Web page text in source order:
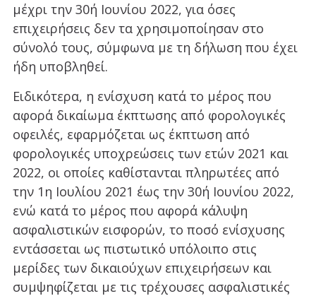
μέχρι την 30ή Ιουνίου 2022, για όσες
επιχειρήσεις δεν τα χρησιμοποίησαν στο
σύνολό τους, σύμφωνα με τη δήλωση που έχει
ήδη υποβληθεί.
Ειδικότερα, η ενίσχυση κατά το μέρος που
αφορά δικαίωμα έκπτωσης από φορολογικές
οφειλές, εφαρμόζεται ως έκπτωση από
φορολογικές υποχρεώσεις των ετών 2021 και
2022, οι οποίες καθίστανται πληρωτέες από
την 1η Ιουλίου 2021 έως την 30ή Ιουνίου 2022,
ενώ κατά το μέρος που αφορά κάλυψη
ασφαλιστικών εισφορών, το ποσό ενίσχυσης
εντάσσεται ως πιστωτικό υπόλοιπο στις
μερίδες των δικαιούχων επιχειρήσεων και
συμψηφίζεται με τις τρέχουσες ασφαλιστικές